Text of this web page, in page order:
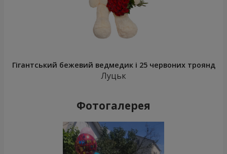
Гігантський бежевий ведмедик і 25 червоних троянд
Луцьк
Фотогалерея